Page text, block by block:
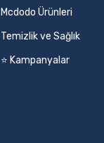
Mcdodo Ürünleri
Temizlik ve Sağlık
⭐ Kampanyalar